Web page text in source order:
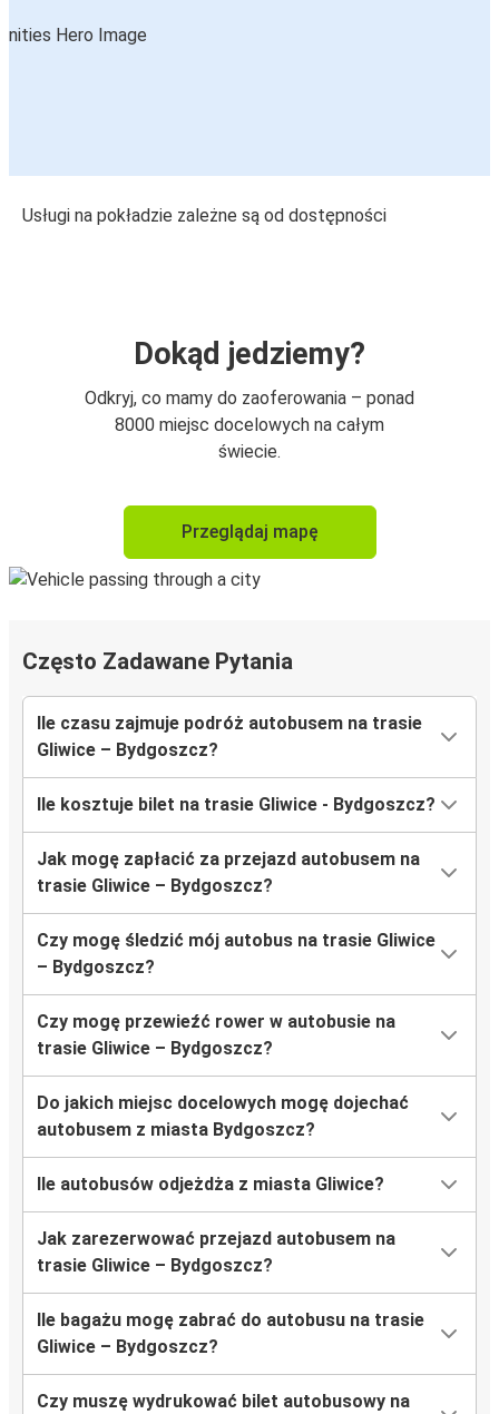
Usługi na pokładzie zależne są od dostępności
Dokąd jedziemy?
Odkryj, co mamy do zaoferowania – ponad
8000 miejsc docelowych na całym
świecie.
Przeglądaj mapę
Często Zadawane Pytania
Ile czasu zajmuje podróż autobusem na trasie
Gliwice – Bydgoszcz?
Ile kosztuje bilet na trasie Gliwice - Bydgoszcz?
Jak mogę zapłacić za przejazd autobusem na
trasie Gliwice – Bydgoszcz?
Czy mogę śledzić mój autobus na trasie Gliwice
– Bydgoszcz?
Czy mogę przewieźć rower w autobusie na
trasie Gliwice – Bydgoszcz?
Do jakich miejsc docelowych mogę dojechać
autobusem z miasta Bydgoszcz?
Ile autobusów odjeżdża z miasta Gliwice?
Jak zarezerwować przejazd autobusem na
trasie Gliwice – Bydgoszcz?
Ile bagażu mogę zabrać do autobusu na trasie
Gliwice – Bydgoszcz?
Czy muszę wydrukować bilet autobusowy na